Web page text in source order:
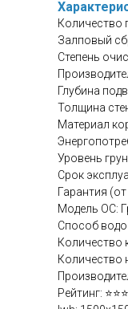
Количество
Залповый
Степень
Глубина
Толщина
Материал
Уровень
Срок
Гарантия
Модель ОС:
Способ
Количество
Количество
Рейтинг: